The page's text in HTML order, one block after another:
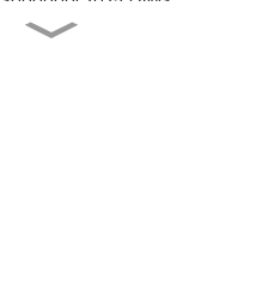
2025)
Matériaux innovants ×
Applications innovantes